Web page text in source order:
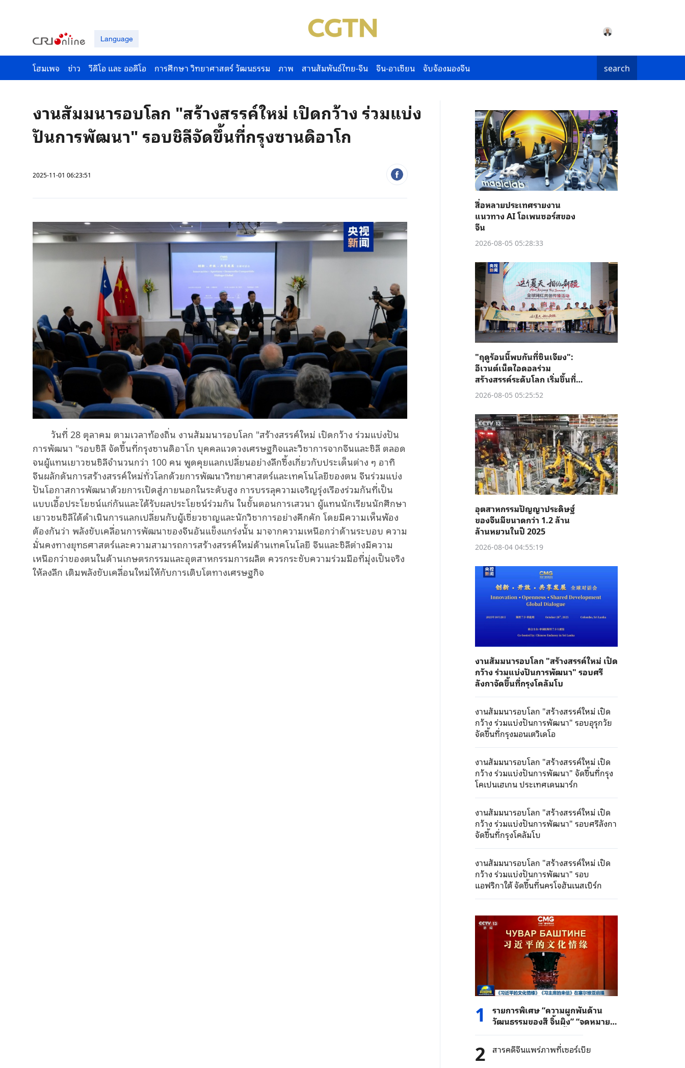
Language
โฮมเพจ ข่าว วีดีโอ และ ออดีโอ การศึกษา วิทยาศาสตร์ วัฒนธรรม ภาพ สานสัมพันธ์ไทย-จีน จีน-อาเซียน จับจ้องมองจีน search
งานสัมมนารอบโลก "สร้างสรรค์ใหม่ เปิดกว้าง ร่วมแบ่ง
ปันการพัฒนา" รอบชิลีจัดขึ้นที่กรุงซานดิอาโก
2025-11-01 06:23:51
วันที่ 28 ตุลาคม ตามเวลาท้องถิ่น งานสัมมนารอบโลก "สร้างสรรค์ใหม่ เปิดกว้าง ร่วมแบ่งปัน
การพัฒนา "รอบชิลี จัดขึ้นที่กรุงซานดิอาโก บุคคลแวดวงเศรษฐกิจและวิชาการจากจีนและชิลี ตลอด
จนผู้แทนเยาวชนชิลีจำนวนกว่า 100 คน พูดคุยแลกเปลี่ยนอย่างลึกซึ้งเกี่ยวกับประเด็นต่าง ๆ อาทิ
จีนผลักดันการสร้างสรรค์ใหม่ทั่วโลกด้วยการพัฒนาวิทยาศาสตร์และเทคโนโลยีของตน จีนร่วมแบ่ง
ปันโอกาสการพัฒนาด้วยการเปิดสู่ภายนอกในระดับสูง การบรรลุความเจริญรุ่งเรืองร่วมกันที่เป็น
แบบเอื้อประโยชน์แก่กันและได้รับผลประโยชน์ร่วมกัน ในขั้นตอนการเสวนา ผู้แทนนักเรียนนักศึกษา
เยาวชนชิลีได้ดำเนินการแลกเปลี่ยนกับผู้เชี่ยวชาญและนักวิชาการอย่างคึกคัก โดยมีความเห็นพ้อง
ต้องกันว่า พลังขับเคลื่อนการพัฒนาของจีนอันแข็งแกร่งนั้น มาจากความเหนือกว่าด้านระบอบ ความ
มั่นคงทางยุทธศาสตร์และความสามารถการสร้างสรรค์ใหม่ด้านเทคโนโลยี จีนและชิลีต่างมีความ
เหนือกว่าของตนในด้านเกษตรกรรมและอุตสาหกรรมการผลิต ควรกระชับความร่วมมือที่มุ่งเป็นจริง
ให้ลงลึก เติมพลังขับเคลื่อนใหม่ให้กับการเติบโตทางเศรษฐกิจ
สื่อหลายประเทศรายงาน
แนวทาง AI โอเพนซอร์สของ
จีน
2026-08-05 05:28:33
"ฤดูร้อนนี้พบกันที่ซินเจียง":
อีเวนต์เน็ตไอดอลร่วม
สร้างสรรค์ระดับโลก เริ่มขึ้นที่คู่
เชอ
2026-08-05 05:25:52
อุตสาหกรรมปัญญาประดิษฐ์
ของจีนมีขนาดกว่า 1.2 ล้าน
ล้านหยวนในปี 2025
2026-08-04 04:55:19
งานสัมมนารอบโลก "สร้างสรรค์ใหม่ เปิด
กว้าง ร่วมแบ่งปันการพัฒนา" รอบศรี
ลังกาจัดขึ้นที่กรุงโคลัมโบ
งานสัมมนารอบโลก "สร้างสรรค์ใหม่ เปิด
กว้าง ร่วมแบ่งปันการพัฒนา" รอบอุรุกวัย
จัดขึ้นที่กรุงมอนเตวิเดโอ
งานสัมมนารอบโลก "สร้างสรรค์ใหม่ เปิด
กว้าง ร่วมแบ่งปันการพัฒนา" จัดขึ้นที่กรุง
โคเปนเฮเกน ประเทศเดนมาร์ก
งานสัมมนารอบโลก "สร้างสรรค์ใหม่ เปิด
กว้าง ร่วมแบ่งปันการพัฒนา" รอบศรีลังกา
จัดขึ้นที่กรุงโคลัมโบ
งานสัมมนารอบโลก "สร้างสรรค์ใหม่ เปิด
กว้าง ร่วมแบ่งปันการพัฒนา" รอบ
แอฟริกาใต้ จัดขึ้นที่นครโจฮันเนสเบิร์ก
1
รายการพิเศษ “ความผูกพันด้าน
วัฒนธรรมของสี จิ้นผิง” “จดหมาย
จากประธานาธิบดีสี จิ้นผิง” แพร่
ภาพที่เซอร์เบีย
2 สารคดีจีนแพร่ภาพที่เซอร์เบีย